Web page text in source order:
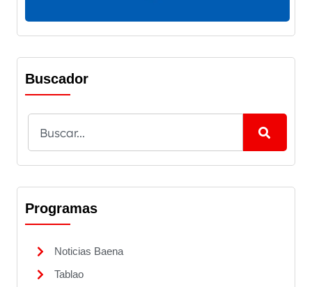
Buscador
Programas
Noticias Baena
Tablao